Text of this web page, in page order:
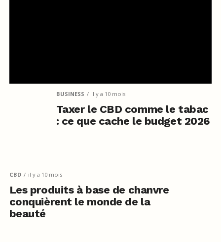
BUSINESS il y a 10 mois
Taxer le CBD comme le tabac
: ce que cache le budget 2026
CBD il y a 10 mois
Les produits à base de chanvre
conquièrent le monde de la
beauté